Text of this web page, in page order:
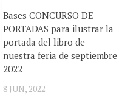
Bases CONCURSO DE
PORTADAS para ilustrar la
portada del libro de
nuestra feria de septiembre
2022
8 JUN, 2022